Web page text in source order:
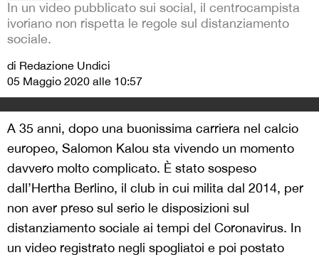
In un video pubblicato sui social, il centrocampista
ivoriano non rispetta le regole sul distanziamento
sociale.
di Redazione Undici
05 Maggio 2020 alle 10:57
A 35 anni, dopo una buonissima carriera nel calcio
europeo, Salomon Kalou sta vivendo un momento
davvero molto complicato. È stato sospeso
dall’Hertha Berlino, il club in cui milita dal 2014, per
non aver preso sul serio le disposizioni sul
distanziamento sociale ai tempi del Coronavirus. In
un video registrato negli spogliatoi e poi postato